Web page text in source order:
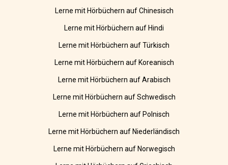
Lerne mit Hörbüchern auf Chinesisch
Lerne mit Hörbüchern auf Hindi
Lerne mit Hörbüchern auf Türkisch
Lerne mit Hörbüchern auf Koreanisch
Lerne mit Hörbüchern auf Arabisch
Lerne mit Hörbüchern auf Schwedisch
Lerne mit Hörbüchern auf Polnisch
Lerne mit Hörbüchern auf Niederländisch
Lerne mit Hörbüchern auf Norwegisch